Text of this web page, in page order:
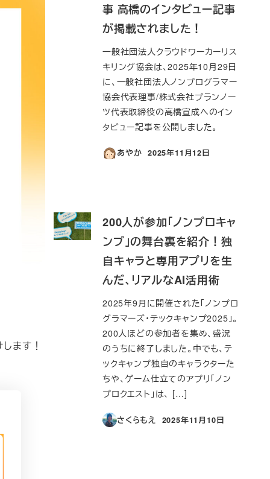
ます！
事 高橋のインタビュー記事
が掲載されました！
一般社団法人クラウドワーカーリス
キリング協会は、2025年10月29日
に、一般社団法人ノンプログラマー
協会代表理事/株式会社プランノー
ツ代表取締役の高橋宣成へのイン
タビュー記事を公開しました。
あやか
投稿日
2025年11月12日
200人が参加「ノンプロキャ
ンプ」の舞台裏を紹介！独
自キャラと専用アプリを生
んだ、リアルなAI活用術
2025年9月に開催された「ノンプロ
グラマーズ・テックキャンプ2025」。
200人ほどの参加者を集め、盛況
のうちに終了しました。中でも、テ
ックキャンプ独自のキャラクターた
ちや、ゲーム仕立てのアプリ「ノン
プロクエスト」は、 […]
さくらもえ
投稿日
2025年11月10日